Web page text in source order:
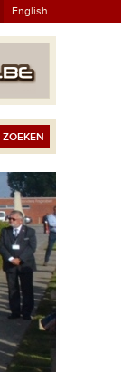
English